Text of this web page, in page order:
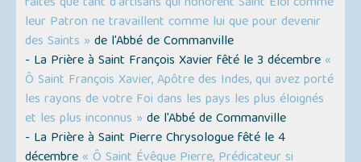
leur Patron ne travaillent comme lui que pour devenir
des Saints » de l'Abbé de Commanville
- La Prière à Saint François Xavier fêté le 3 décembre «
Ô Saint François Xavier, Apôtre des Indes, qui avez porté
les rayons de votre Foi dans les pays les plus éloignés
et les plus inconnus » de l'Abbé de Commanville
- La Prière à Saint Pierre Chrysologue fêté le 4